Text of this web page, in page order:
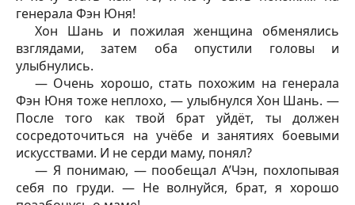
генерала Фэн Юня!
Хон Шань и пожилая женщина обменялись
взглядами, затем оба опустили головы и
улыбнулись.
— Очень хорошо, стать похожим на генерала
Фэн Юня тоже неплохо, — улыбнулся Хон Шань. —
После того как твой брат уйдёт, ты должен
сосредоточиться на учёбе и занятиях боевыми
искусствами. И не серди маму, понял?
— Я понимаю, — пообещал А’Чэн, похлопывая
себя по груди. — Не волнуйся, брат, я хорошо